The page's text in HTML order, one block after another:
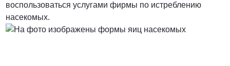
воспользоваться услугами фирмы по истреблению
насекомых.